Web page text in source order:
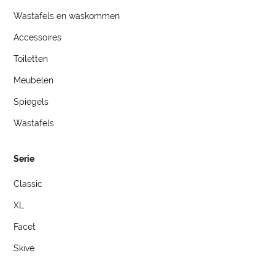
Wastafels en waskommen
Accessoires
Toiletten
Meubelen
Spiegels
Wastafels
Serie
Classic
XL
Facet
Skive